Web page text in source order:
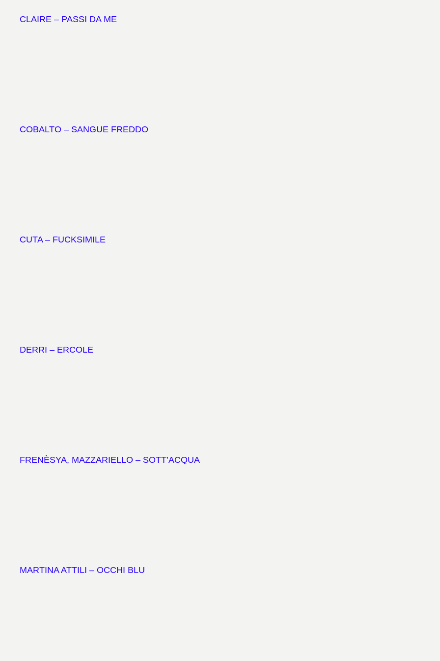
CLAIRE – PASSI DA ME
COBALTO – SANGUE FREDDO
CUTA – FUCKSIMILE
DERRI – ERCOLE
FRENÈSYA, MAZZARIELLO – SOTT’ACQUA
MARTINA ATTILI – OCCHI BLU